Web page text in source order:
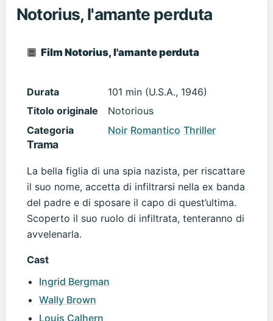
Notorius, l'amante perduta
Film Notorius, l'amante perduta
Durata
101 min (U.S.A., 1946)
Titolo originale
Notorious
Categoria
Noir Romantico Thriller
Trama
La bella figlia di una spia nazista, per riscattare
il suo nome, accetta di infiltrarsi nella ex banda
del padre e di sposare il capo di quest’ultima.
Scoperto il suo ruolo di infiltrata, tenteranno di
avvelenarla.
Cast
Ingrid Bergman
Wally Brown
Louis Calhern